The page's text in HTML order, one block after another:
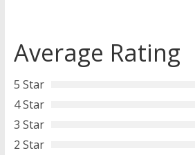
Average Rating
5 Star
4 Star
3 Star
2 Star